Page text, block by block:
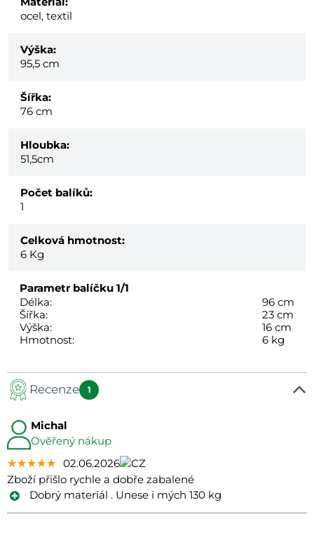
ocel, textil
Výška:
95,5 cm
Šířka:
76 cm
Hloubka:
51,5cm
Počet balíků:
1
Celková hmotnost:
6 Kg
Parametr balíčku 1/1
Délka:
96 cm
Šířka:
23 cm
Výška:
16 cm
Hmotnost:
6 kg
Recenze 1
Michal
Ověřený nákup
★★★★★
★★★★★
★★★★★ 02.06.2026
Zboží přišlo rychle a dobře zabalené
Dobrý materiál . Unese i mých 130 kg